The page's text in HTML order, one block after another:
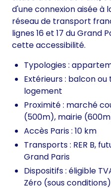
d'une connexion aisée à
réseau de transport
lignes 16 et 17 du Grand
cette accessibilité.
Typologies :
Extérieurs : balcon
logement
Proximité : marché
(500m), mairie
Accès Paris : 10 km
Transports : RER B,
Grand Paris
Dispositifs : éligible
Zéro (sous conditions)